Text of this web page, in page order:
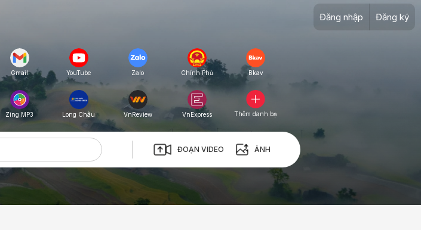
Đăng nhập Đăng ký
Gmail YouTube Zalo Chính Phủ Bkav
Zing MP3 Long Châu VnReview VnExpress Thêm danh bạ
ĐOẠN VIDEO ẢNH